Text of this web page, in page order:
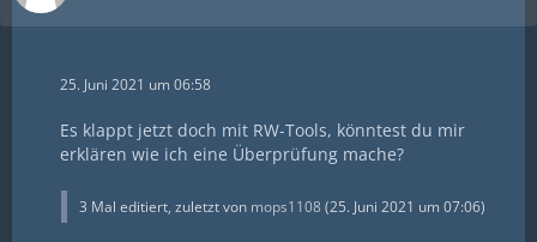
25. Juni 2021 um 06:58
Es klappt jetzt doch mit RW-Tools, könntest du mir
erklären wie ich eine Überprüfung mache?
3 Mal editiert, zuletzt von mops1108(25. Juni 2021 um 07:06)